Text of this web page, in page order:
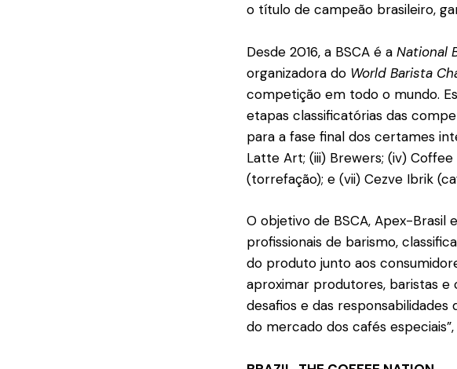
o título de campeão brasileiro,
Desde 2016, a BSCA é a National
organizadora do World Barista
competição em todo o mundo.
etapas classificatórias das
para a fase final dos certames
Latte Art; (iii) Brewers; (iv)
(torrefação); e (vii) Cezve Ibrik
O objetivo de BSCA, Apex-
profissionais de barismo,
do produto junto aos
aproximar produtores, baristas e
desafios e das
do mercado dos cafés